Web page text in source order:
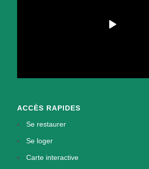
ACCÈS RAPIDES
Se restaurer
Se loger
Carte interactive